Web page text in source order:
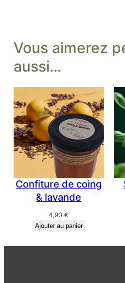
Vous aimerez
aussi…
Confiture de coing
& lavande
4,90€
Ajouter au panier